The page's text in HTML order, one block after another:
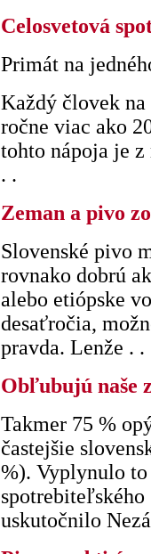
Celosvetová
Primát na
Každý človek
ročne viac ako
tohto nápoja je
. .
Zeman a pivo
Slovenské pivo
rovnako dobrú
alebo etiópske
desaťročia,
pravda. Lenže . .
Obľubujú naše
Takmer 75 %
častejšie
%). Vyplynulo
uskutočnilo